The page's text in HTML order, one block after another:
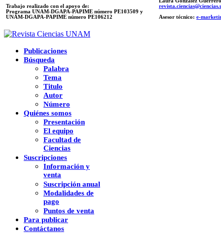
Trabajo realizado con el apoyo de:
Programa UNAM-DGAPA-PAPIME número PE103509 y
UNAM-DGAPA-PAPIME número PE106212
Asesor técnico: e-
Publicaciones
Búsqueda
Palabra
Tema
Titulo
Autor
Número
Quiénes somos
Presentación
El equipo
Facultad de
Ciencias
Suscripciones
Información y
venta
Suscripción anual
Modalidades de
pago
Puntos de venta
Para publicar
Contáctanos